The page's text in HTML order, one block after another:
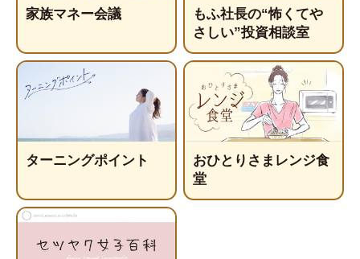
家族マネー会議
もふ社長の“怖くてや
さしい”投資相談室
ターニングポイント
おひとりさまレンジ食
堂